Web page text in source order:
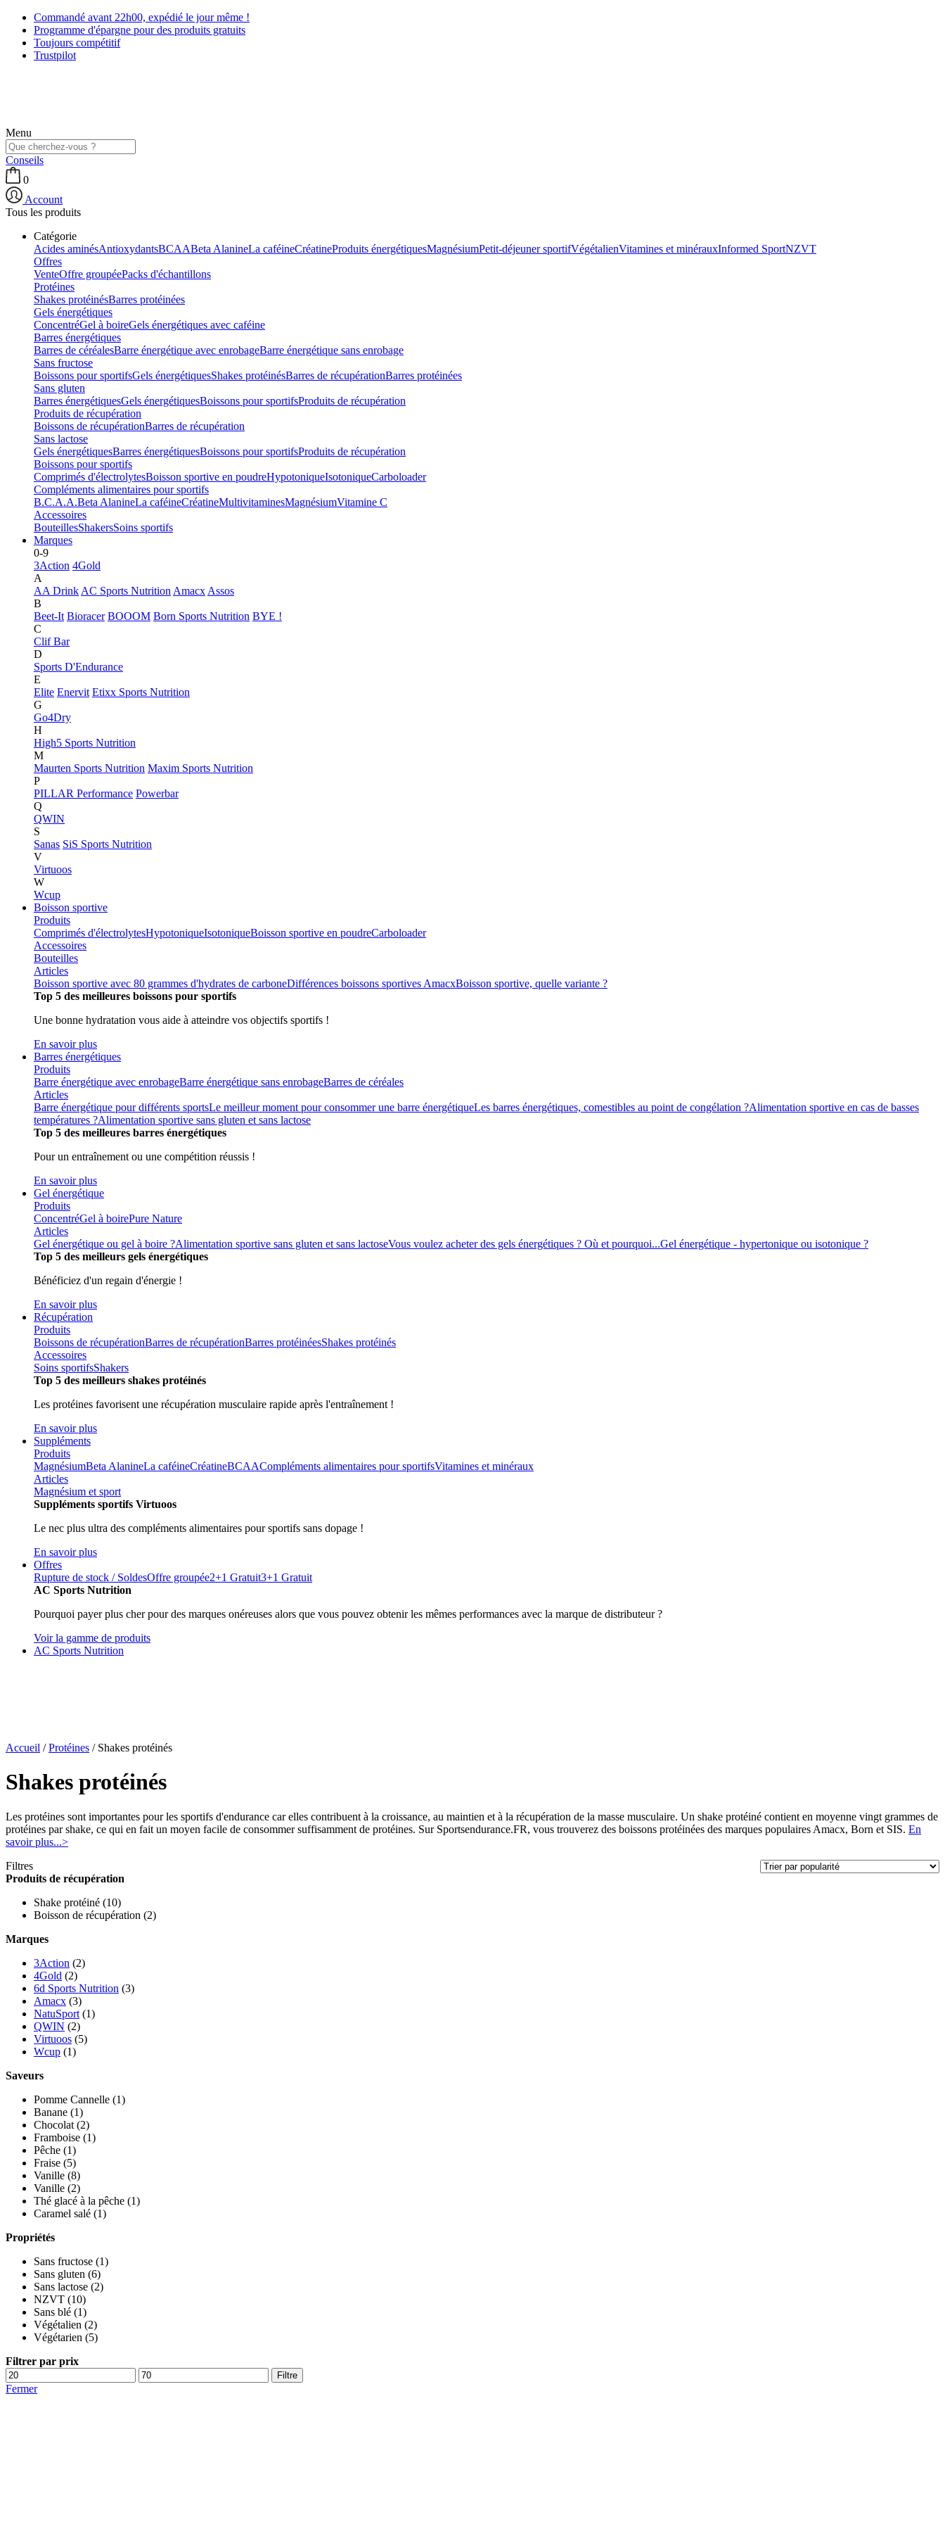
Commandé avant 22h00, expédié le jour même !
Programme d'épargne pour des produits gratuits
Toujours compétitif
Trustpilot
Menu
Conseils
0
Account
Tous les produits
Catégorie
Acides aminésAntioxydantsBCAABeta AlanineLa caféineCréatineProduits énergétiquesMagnésiumPetit-déjeuner sportifVégétalienVitamines et minérauxInformed SportNZVT
Offres
VenteOffre groupéePacks d'échantillons
Protéines
Shakes protéinésBarres protéinées
Gels énergétiques
ConcentréGel à boireGels énergétiques avec caféine
Barres énergétiques
Barres de céréalesBarre énergétique avec enrobageBarre énergétique sans enrobage
Sans fructose
Boissons pour sportifsGels énergétiquesShakes protéinésBarres de récupérationBarres protéinées
Sans gluten
Barres énergétiquesGels énergétiquesBoissons pour sportifsProduits de récupération
Produits de récupération
Boissons de récupérationBarres de récupération
Sans lactose
Gels énergétiquesBarres énergétiquesBoissons pour sportifsProduits de récupération
Boissons pour sportifs
Comprimés d'électrolytesBoisson sportive en poudreHypotoniqueIsotoniqueCarboloader
Compléments alimentaires pour sportifs
B.C.A.A.Beta AlanineLa caféineCréatineMultivitaminesMagnésiumVitamine C
Accessoires
BouteillesShakersSoins sportifs
Marques
0-9
3Action 4Gold
A
AA Drink AC Sports Nutrition Amacx Assos
B
Beet-It Bioracer BOOOM Born Sports Nutrition BYE !
C
Clif Bar
D
Sports D'Endurance
E
Elite Enervit Etixx Sports Nutrition
G
Go4Dry
H
High5 Sports Nutrition
M
Maurten Sports Nutrition Maxim Sports Nutrition
P
PILLAR Performance Powerbar
Q
QWIN
S
Sanas SiS Sports Nutrition
V
Virtuoos
W
Wcup
Boisson sportive
Produits
Comprimés d'électrolytesHypotoniqueIsotoniqueBoisson sportive en poudreCarboloader
Accessoires
Bouteilles
Articles
Boisson sportive avec 80 grammes d'hydrates de carboneDifférences boissons sportives AmacxBoisson sportive, quelle variante ?
Top 5 des meilleures boissons pour sportifs
Une bonne hydratation vous aide à atteindre vos objectifs sportifs !
En savoir plus
Barres énergétiques
Produits
Barre énergétique avec enrobageBarre énergétique sans enrobageBarres de céréales
Articles
Barre énergétique pour différents sportsLe meilleur moment pour consommer une barre énergétiqueLes barres énergétiques, comestibles au point de congélation ?Alimentation sportive en cas de basses
températures ?Alimentation sportive sans gluten et sans lactose
Top 5 des meilleures barres énergétiques
Pour un entraînement ou une compétition réussis !
En savoir plus
Gel énergétique
Produits
ConcentréGel à boirePure Nature
Articles
Gel énergétique ou gel à boire ?Alimentation sportive sans gluten et sans lactoseVous voulez acheter des gels énergétiques ? Où et pourquoi...Gel énergétique - hypertonique ou isotonique ?
Top 5 des meilleurs gels énergétiques
Bénéficiez d'un regain d'énergie !
En savoir plus
Récupération
Produits
Boissons de récupérationBarres de récupérationBarres protéinéesShakes protéinés
Accessoires
Soins sportifsShakers
Top 5 des meilleurs shakes protéinés
Les protéines favorisent une récupération musculaire rapide après l'entraînement !
En savoir plus
Suppléments
Produits
MagnésiumBeta AlanineLa caféineCréatineBCAACompléments alimentaires pour sportifsVitamines et minéraux
Articles
Magnésium et sport
Suppléments sportifs Virtuoos
Le nec plus ultra des compléments alimentaires pour sportifs sans dopage !
En savoir plus
Offres
Rupture de stock / SoldesOffre groupée2+1 Gratuit3+1 Gratuit
AC Sports Nutrition
Pourquoi payer plus cher pour des marques onéreuses alors que vous pouvez obtenir les mêmes performances avec la marque de distributeur ?
Voir la gamme de produits
AC Sports Nutrition
Accueil /Protéines / Shakes protéinés
Shakes protéinés
Les protéines sont importantes pour les sportifs d'endurance car elles contribuent à la croissance, au maintien et à la récupération de la masse musculaire. Un shake protéiné contient en moyenne vingt grammes de
protéines par shake, ce qui en fait un moyen facile de consommer suffisamment de protéines. Sur Sportsendurance.FR, vous trouverez des boissons protéinées des marques populaires Amacx, Born et SIS. En
savoir plus...>
Filtres
Produits de récupération
Shake protéiné (10)
Boisson de récupération (2)
Marques
3Action (2)
4Gold (2)
6d Sports Nutrition (3)
Amacx (3)
NatuSport (1)
QWIN (2)
Virtuoos (5)
Wcup (1)
Saveurs
Pomme Cannelle (1)
Banane (1)
Chocolat (2)
Framboise (1)
Pêche (1)
Fraise (5)
Vanille (8)
Vanille (2)
Thé glacé à la pêche (1)
Caramel salé (1)
Propriétés
Sans fructose (1)
Sans gluten (6)
Sans lactose (2)
NZVT (10)
Sans blé (1)
Végétalien (2)
Végétarien (5)
Filtrer par prix
Prix
mini
Prix
max
Filtre
Fermer